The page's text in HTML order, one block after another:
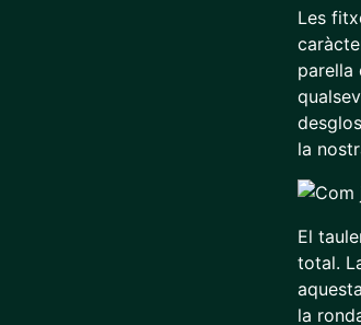
Les
parella
la
El
total.
la